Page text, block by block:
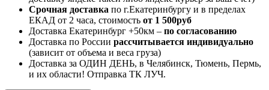
Срочная доставка по г.Екатеринбургу и в пределах
ЕКАД от 2 часа, стоимость от 1 500руб
Доставка Екатеринбург +50км – по согласованию
Доставка по России рассчитывается индивидуально
(зависит от объема и веса груза)
Доставка за ОДИН ДЕНЬ, в Челябинск, Тюмень, Пермь,
и их области! Отправка ТК ЛУЧ.